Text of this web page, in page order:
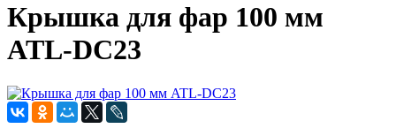
Крышка для фар 100 мм
ATL-DC23